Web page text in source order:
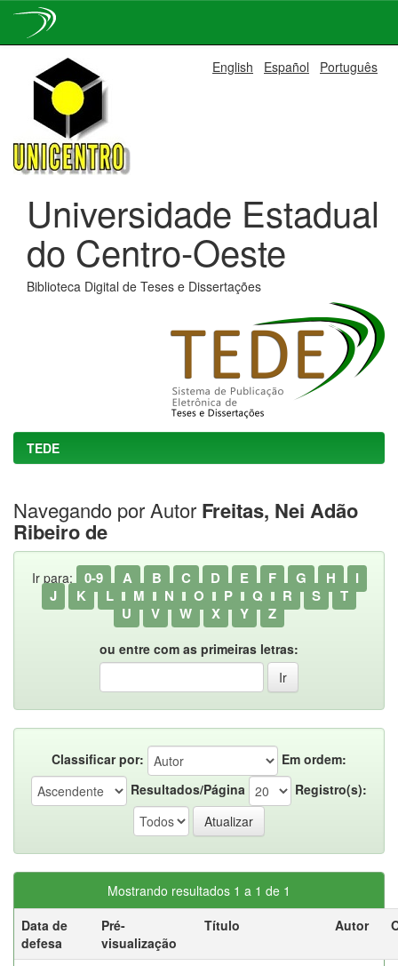
navigation
English Español Português
Universidade Estadual
do Centro-Oeste
Biblioteca Digital de Teses e Dissertações
TEDE
Navegando por Autor Freitas, Nei Adão
Ribeiro de
Ir para: 0-9 A B C D E F G H
I
J
K L M N O P Q R S
T
U
V W X Y Z
ou entre com as primeiras letras:
Classificar por:
Em ordem:
Resultados/Página
Registro(s):
Mostrando resultados 1 a 1 de 1
Data de
defesa
Pré-
visualização
Título Autor